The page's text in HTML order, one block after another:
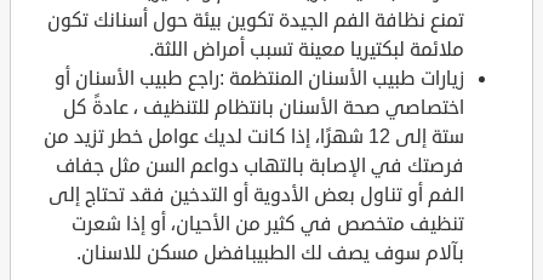
تمنع نظافة الفم الجيدة تكوين بيئة حول أسنانك تكون
ملائمة لبكتيريا معينة تسبب أمراض اللثة.
زيارات طبيب الأسنان المنتظمة :راجع طبيب الأسنان أو
اختصاصي صحة الأسنان بانتظام للتنظيف ، عادةً كل
ستة إلى 12 شهرًا، إذا كانت لديك عوامل خطر تزيد من
فرصتك في الإصابة بالتهاب دواعم السن مثل جفاف
الفم أو تناول بعض الأدوية أو التدخين فقد تحتاج إلى
تنظيف متخصص في كثير من الأحيان، أو إذا شعرت
بآلام سوف يصف لك الطبيبافضل مسكن للاسنان.